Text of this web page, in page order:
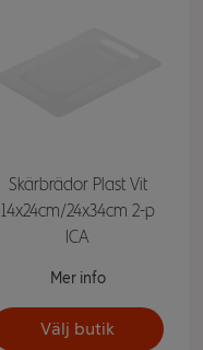
Skärbrädor Plast Vit
14x24cm/24x34cm 2-p
ICA
Mer info
Välj butik